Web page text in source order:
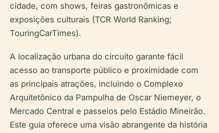
cidade, com shows, feiras gastronômicas e
exposições culturais (TCR World Ranking;
TouringCarTimes).
A localização urbana do circuito garante fácil
acesso ao transporte público e proximidade com
as principais atrações, incluindo o Complexo
Arquitetônico da Pampulha de Oscar Niemeyer, o
Mercado Central e passeios pelo Estádio Mineirão.
Este guia oferece uma visão abrangente da história